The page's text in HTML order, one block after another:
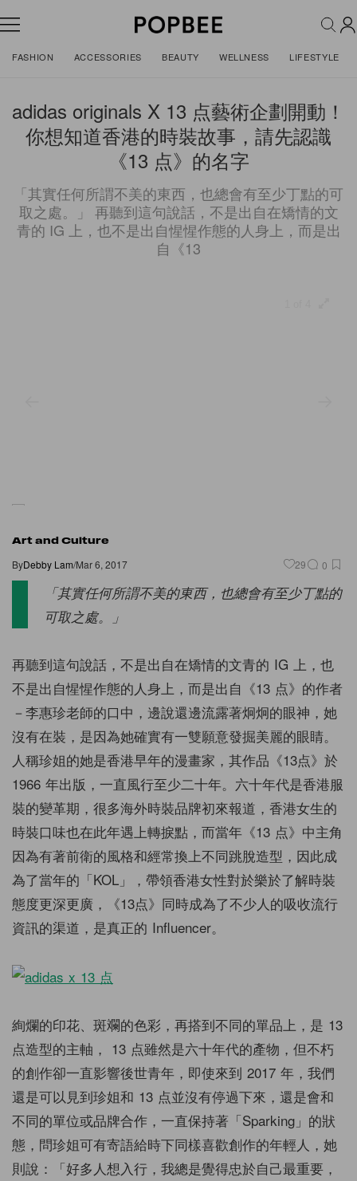
FASHION ACCESSORIES BEAUTY WELLNESS LIFESTYLE
adidas originals X 13 点藝術企劃開動！
你想知道香港的時裝故事，請先認識
《13 点》的名字
「其實任何所謂不美的東西，也總會有至少丁點的可
取之處。」 再聽到這句說話，不是出自在矯情的文
青的 IG 上，也不是出自惺惺作態的人身上，而是出
自《13
Art and Culture
ByDebby Lam/Mar 6, 2017 29 0
「其實任何所謂不美的東西，也總會有至少丁點的
可取之處。」
再聽到這句說話，不是出自在矯情的文青的 IG 上，也
不是出自惺惺作態的人身上，而是出自《13 点》的作者
－李惠珍老師的口中，邊說還邊流露著炯炯的眼神，她
沒有在裝，是因為她確實有一雙願意發掘美麗的眼睛。
人稱珍姐的她是香港早年的漫畫家，其作品《13点》於
1966 年出版，一直風行至少二十年。六十年代是香港服
裝的變革期，很多海外時裝品牌初來報道，香港女生的
時裝口味也在此年遇上轉捩點，而當年《13 点》中主角
因為有著前衛的風格和經常換上不同跳脫造型，因此成
為了當年的「KOL」，帶領香港女性對於樂於了解時裝
態度更深更廣，《13点》同時成為了不少人的吸收流行
資訊的渠道，是真正的 Influencer。
絢爛的印花、斑斕的色彩，再搭到不同的單品上，是 13
点造型的主軸， 13 点雖然是六十年代的產物，但不朽
的創作卻一直影響後世青年，即使來到 2017 年，我們
還是可以見到珍姐和 13 点並沒有停過下來，還是會和
不同的單位或品牌合作，一直保持著「Sparking」的狀
態，問珍姐可有寄語給時下同樣喜歡創作的年輕人，她
則說：「好多人想入行，我總是覺得忠於自己最重要，